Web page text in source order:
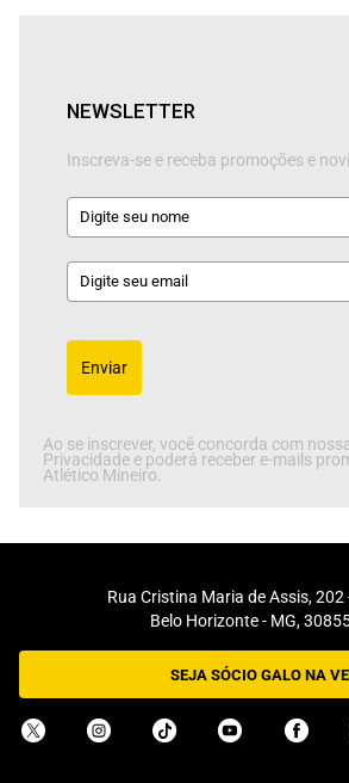
NEWSLETTER
Inscreva-se e receba promoções e
Enviar
Ao se inscrever, você concorda com
Privacidade e poderá receber e-mails
Atlético Mineiro.
Rua Cristina Maria de Assis, 202
Belo Horizonte - MG,
SEJA SÓCIO GALO NA